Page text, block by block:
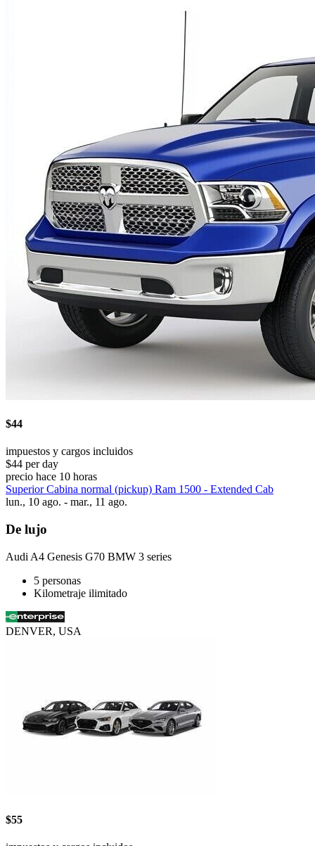
$44
impuestos y cargos incluidos
$44 per day
precio hace 10 horas
Superior Cabina normal (pickup) Ram 1500 - Extended Cab
lun., 10 ago. - mar., 11 ago.
De lujo
Audi A4 Genesis G70 BMW 3 series
5 personas
Kilometraje ilimitado
DENVER, USA
$55